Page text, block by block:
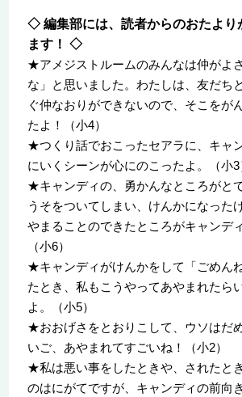
◇ 編集部には、読者からのおたより
ます！ ◇
★アメジストルームのみんなは仲がよ
な」と思いました。わたしは、友だち
ぐ仲なおりができないので、そこをが
たよ！（小4）
★つくり話でおこったセアラに、キャ
にいくシーンが心にのこったよ。（小3
★キャンディの、勇かんなところがと
うそをついてしまい、けんかになった
やまることのできたところがキャンデ
（小6）
★キャンディがけんかをして「ごめん
たとき、私もこうやってあやまれたら
よ。（小5）
★おおげさをとおりこして、ウソはだ
いご、あやまれてすごいね！（小2）
★私は悪い事をしたときや、されたと
のはにがてですが、キャンディの前向